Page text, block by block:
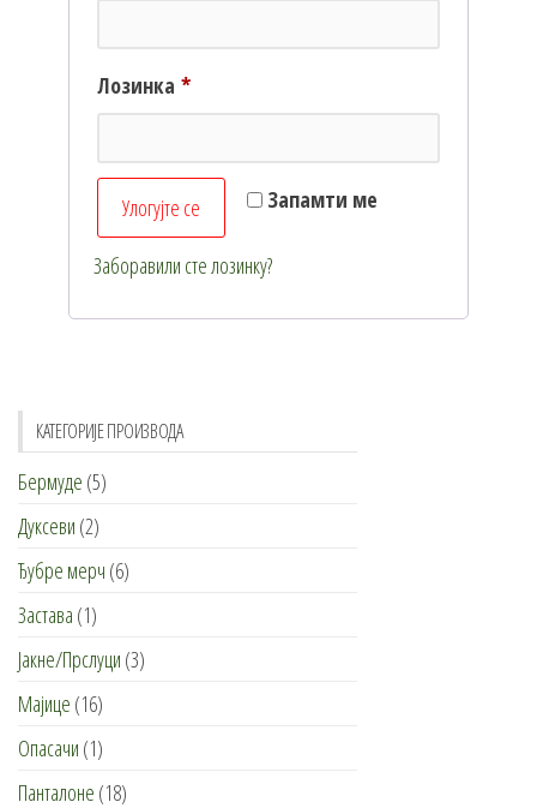
Лозинка *Обавезно
Запамти ме
Улогујте се
Заборавили сте лозинку?
КАТЕГОРИЈЕ ПРОИЗВОДА
Бермуде (5)
Дуксеви (2)
Ђубре мерч (6)
Застава (1)
Јакне/Прслуци (3)
Мајице (16)
Опасачи (1)
Панталоне (18)